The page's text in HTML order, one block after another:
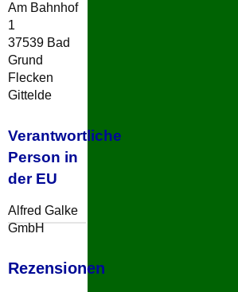
Am Bahnhof
1
37539 Bad
Grund
Flecken
Gittelde
Verantwortliche
Person in
der EU
Alfred Galke
GmbH
Rezensionen